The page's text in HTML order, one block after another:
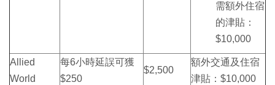
需額外住宿
的津貼：
$10,000
Allied
World
每6小時延誤可獲
$250
$2,500
額外交通及住宿
津貼：$10,000